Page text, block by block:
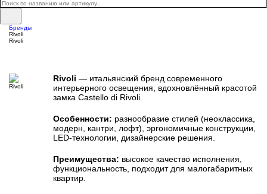
Бренды
Rivoli
Rivoli
Rivoli — итальянский бренд современного
интерьерного освещения, вдохновлённый красотой
замка Castello di Rivoli.
Особенности: разнообразие стилей (неоклассика,
модерн, кантри, лофт), эргономичные конструкции,
LED-технологии, дизайнерские решения.
Преимущества: высокое качество исполнения,
функциональность, подходит для малогабаритных
квартир.